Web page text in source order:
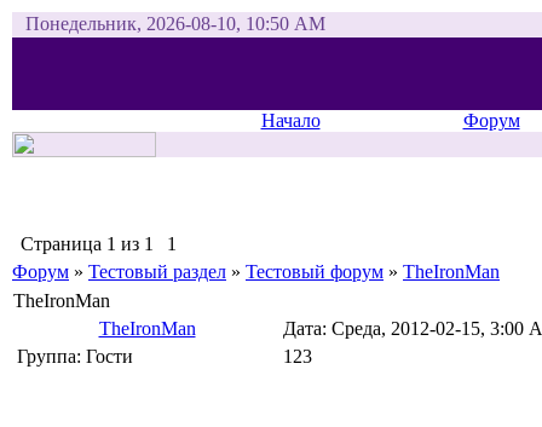
Понедельник, 2026-08-10, 10:50 AM
Начало Форум
Страница 1 из 1
1
Форум » Тестовый раздел » Тестовый форум » TheIronMan
TheIronMan
TheIronMan
Дата: Среда, 2012-02-15, 3:00
Группа: Гости
123